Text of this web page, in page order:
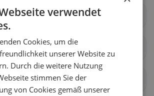
Yvorne
Ballens
Bière
verwendet
Cookies, um die
unserer Website zu
Durch die weitere Nutzung
stimmen Sie der
von Cookies gemäß unserer